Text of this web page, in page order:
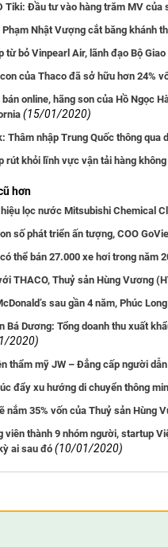
Tiki: Đầu tư vào hàng trăm MV của
Phạm Nhật Vượng cắt băng khánh
từ bỏ Vinpearl Air, lãnh đạo Bộ
của Thaco đã sở hữu hơn 24%
bán online, hãng son của Hồ Ngọc
(15/01/2020)
Thâm nhập Trung Quốc thông qua
rút khỏi lĩnh vực vận tải hàng
hơn
lọc nước Mitsubishi Chemical
số phát triển ấn tượng, COO
thể bán 27.000 xe hơi trong năm
THACO, Thuỷ sản Hùng Vương
sau gần 4 năm, Phúc
Bá Dương: Tổng doanh thu xuất
2020)
thẩm mỹ JW – Đẳng cấp người
đẩy xu hướng di chuyển thông
nắm 35% vốn của Thuỷ sản Hùng
viên thành 9 nhóm người, startup
ai sau đó (10/01/2020)